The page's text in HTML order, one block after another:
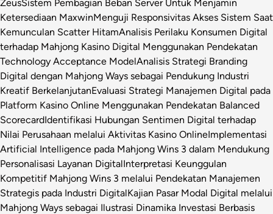
ZeusSistem Pembagian Beban Server Untuk Menjamin
Ketersediaan MaxwinMenguji Responsivitas Akses Sistem Saat
Kemunculan Scatter HitamAnalisis Perilaku Konsumen Digital
terhadap Mahjong Kasino Digital Menggunakan Pendekatan
Technology Acceptance ModelAnalisis Strategi Branding
Digital dengan Mahjong Ways sebagai Pendukung Industri
Kreatif BerkelanjutanEvaluasi Strategi Manajemen Digital pada
Platform Kasino Online Menggunakan Pendekatan Balanced
ScorecardIdentifikasi Hubungan Sentimen Digital terhadap
Nilai Perusahaan melalui Aktivitas Kasino OnlineImplementasi
Artificial Intelligence pada Mahjong Wins 3 dalam Mendukung
Personalisasi Layanan DigitalInterpretasi Keunggulan
Kompetitif Mahjong Wins 3 melalui Pendekatan Manajemen
Strategis pada Industri DigitalKajian Pasar Modal Digital melalui
Mahjong Ways sebagai Ilustrasi Dinamika Investasi Berbasis